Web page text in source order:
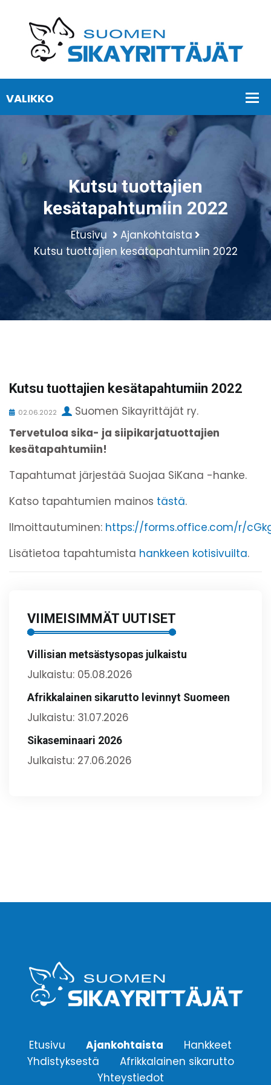
Kutsu tuottajien
kesätapahtumiin 2022
Etusivu
Ajankohtaista
Kutsu tuottajien kesätapahtumiin 2022
Kutsu tuottajien kesätapahtumiin 2022
02.06.2022
Suomen Sikayrittäjät ry.
Tervetuloa sika- ja siipikarjatuottajien
kesätapahtumiin!
Tapahtumat järjestää Suojaa SiKana -hanke.
Katso tapahtumien mainos tästä.
Ilmoittautuminen: https://forms.office.com/r/
Lisätietoa tapahtumista hankkeen kotisivuilta.
VIIMEISIMMÄT UUTISET
Villisian metsästysopas julkaistu
Julkaistu: 05.08.2026
Afrikkalainen sikarutto levinnyt Suomeen
Julkaistu: 31.07.2026
Sikaseminaari 2026
Julkaistu: 27.06.2026
Etusivu Ajankohtaista
Hankkeet
Yhdistyksestä
Afrikkalainen sikarutto
Yhteystiedot